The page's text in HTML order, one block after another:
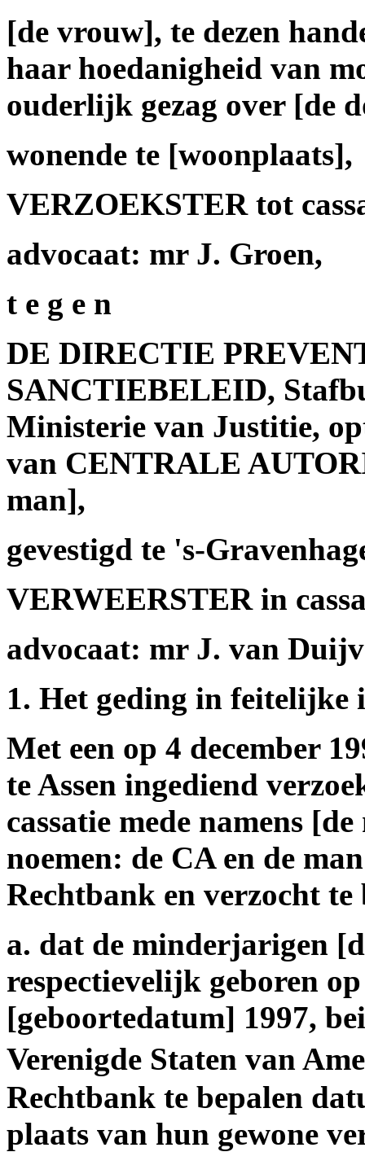
[de vrouw], te dezen
haar hoedanigheid van
ouderlijk gezag over [de
wonende te [woonplaats],
VERZOEKSTER tot
advocaat: mr J. Groen,
t e g e n
DE DIRECTIE
SANCTIEBELEID,
Ministerie van Justitie,
van CENTRALE
man],
gevestigd te 's-
VERWEERSTER in
advocaat: mr J. van
1. Het geding in feitelijke
Met een op 4 december
te Assen ingediend
cassatie mede namens
noemen: de CA en de
Rechtbank en verzocht te
a. dat de minderjarigen
respectievelijk geboren
[geboortedatum] 1997,
Verenigde Staten van
Rechtbank te bepalen
plaats van hun gewone